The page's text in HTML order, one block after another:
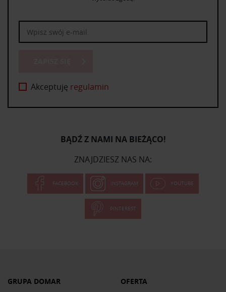
Akceptuję regulamin
BĄDŹ Z NAMI NA BIEŻĄCO!
ZNAJDZIESZ NAS NA:
FACEBOOK INSTAGRAM YOUTUBE
PINTEREST
GRUPA DOMAR OFERTA